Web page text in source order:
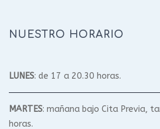
NUESTRO HORARIO
LUNES: de 17 a 20.30 horas.
MARTES: mañana bajo Cita Previa,
horas.